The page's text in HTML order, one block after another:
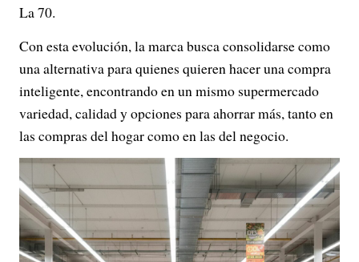
La 70.
Con esta evolución, la marca busca consolidarse como
una alternativa para quienes quieren hacer una compra
inteligente, encontrando en un mismo supermercado
variedad, calidad y opciones para ahorrar más, tanto en
las compras del hogar como en las del negocio.